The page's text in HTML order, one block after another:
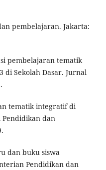
pembelajaran. Jakarta:
pembelajaran tematik
Sekolah Dasar. Jurnal
tematik integratif di
Pendidikan dan
dan buku siswa
Pendidikan dan